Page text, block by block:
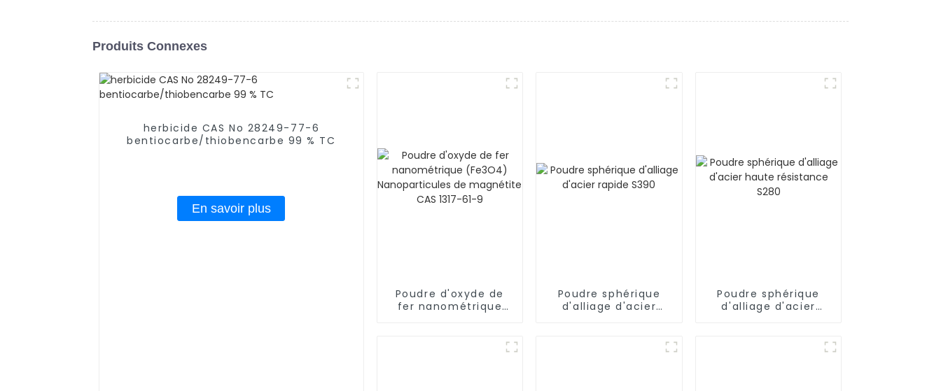
Produits Connexes
herbicide CAS No 28249-77-6
bentiocarbe/thiobencarbe 99 % TC
En savoir plus
Poudre d'oxyde de
fer nanométrique
magnétite CAS 1317-
Poudre sphérique
d'alliage d'acier
Poudre sphérique
d'alliage d'acier